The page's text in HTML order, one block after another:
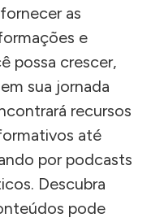
as
e
possa crescer,
sua jornada
recursos
até
por podcasts
Descubra
pode